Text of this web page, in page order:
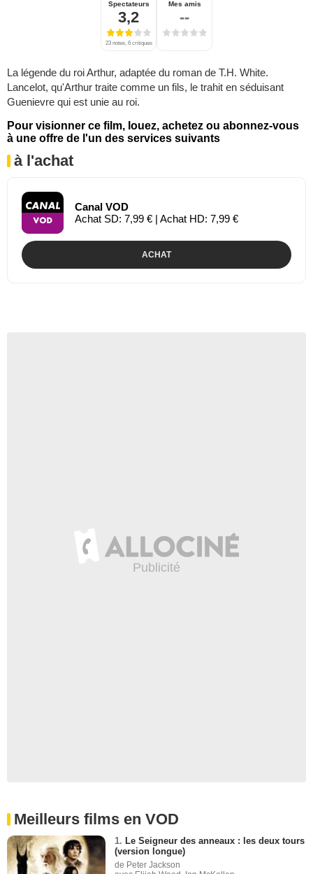
Spectateurs
3,2
23 notes, 6 critiques
Mes amis
--
La légende du roi Arthur, adaptée du roman de T.H. White.
Lancelot, qu'Arthur traite comme un fils, le trahit en séduisant
Guenievre qui est unie au roi.
Pour visionner ce film, louez, achetez ou abonnez-vous
à une offre de l'un des services suivants
à l'achat
Canal VOD
Achat SD: 7,99 € | Achat HD: 7,99 €
ACHAT
Meilleurs films en VOD
1. Le Seigneur des anneaux : les deux tours
(version longue)
de Peter Jackson